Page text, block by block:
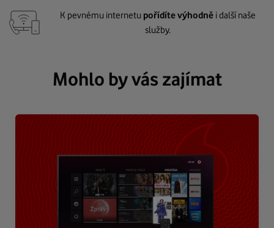
K pevnému internetu pořídíte výhodně i další naše
služby.
Mohlo by vás zajímat